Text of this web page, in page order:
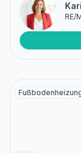
RE/